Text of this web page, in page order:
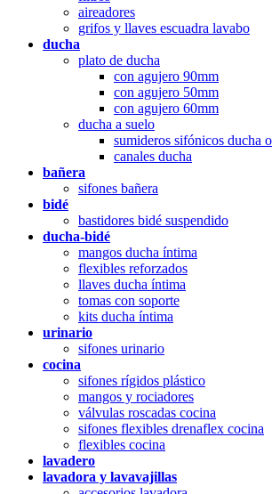
aireadores
grifos y llaves escuadra lavabo
ducha
plato de ducha
con agujero 90mm
con agujero 50mm
con agujero 60mm
ducha a suelo
sumideros sifónicos ducha
canales ducha
bañera
sifones bañera
bidé
bastidores bidé suspendido
ducha-bidé
mangos ducha íntima
flexibles reforzados
llaves ducha íntima
tomas con soporte
kits ducha íntima
urinario
sifones urinario
cocina
sifones rígidos plástico
mangos y rociadores
válvulas roscadas cocina
sifones flexibles drenaflex cocina
flexibles cocina
lavadero
lavadora y lavavajillas